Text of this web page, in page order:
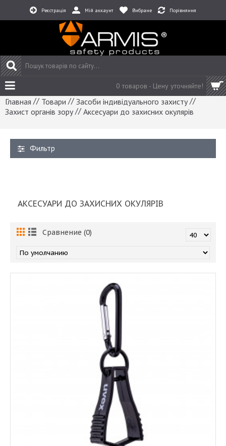
Реєстрація Мій аккаунт Вибране Порівняння
0 товаров - Цену уточняйте!
Главная // Товари // Засоби індивідуального захисту//
Захист органів зору// Аксесуари до захисних окулярів
Фильтр
АКСЕСУАРИ ДО ЗАХИСНИХ ОКУЛЯРІВ
Сравнение (0)